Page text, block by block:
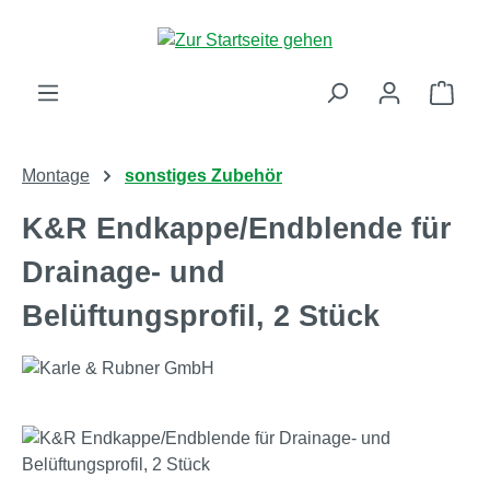
Zum Hauptinhalt springen
Montage sonstiges Zubehör
K&R Endkappe/Endblende für
Drainage- und
Belüftungsprofil, 2 Stück
Bildergalerie überspringen